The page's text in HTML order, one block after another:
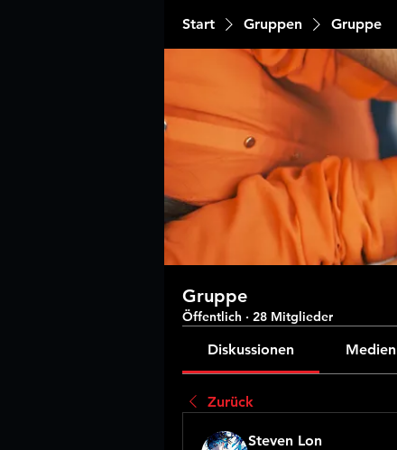
Start Gruppen Gruppe
Gruppe
Öffentlich · 28 Mitglieder
Diskussionen Medien
Zurück
Steven Lon